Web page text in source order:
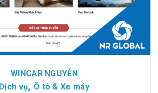
WINCAR NGUYỄN
Dịch vụ, Ô tô & Xe máy